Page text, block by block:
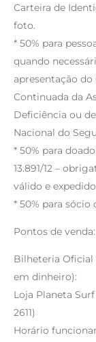
Carteira de
foto.
* 50% para
quando
apresentação
Continuada da
Deficiência ou
Nacional do
* 50% para
13.891/12 –
válido e
* 50% para sócio
Pontos de venda:
Bilheteria Oficial
em dinheiro):
Loja Planeta
2611)
Horário